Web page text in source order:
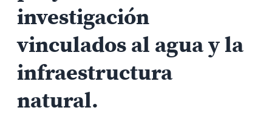
investigación
vinculados al agua y la
infraestructura
natural.